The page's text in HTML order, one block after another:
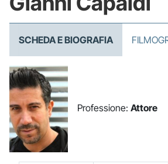
SCHEDA E BIOGRAFIA
Professione: Attore